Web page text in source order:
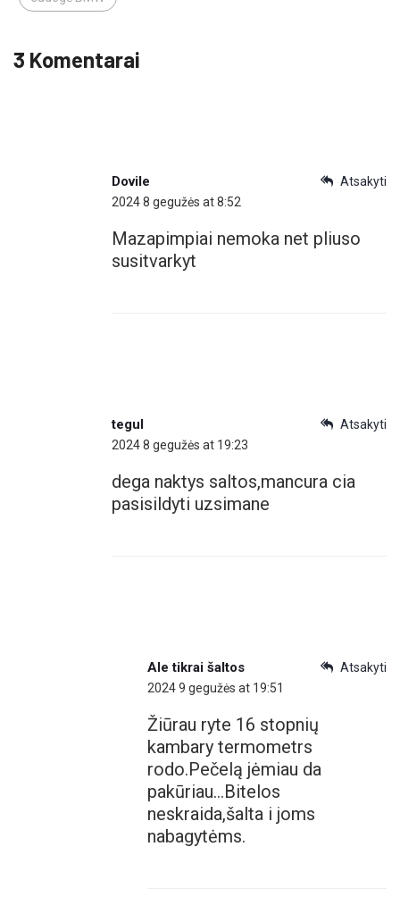
3 Komentarai
Atsakyti
Dovile
2024 8 gegužės at 8:52
Mazapimpiai nemoka net pliuso
susitvarkyt
Atsakyti
tegul
2024 8 gegužės at 19:23
dega naktys saltos,mancura cia
pasisildyti uzsimane
Atsakyti
Ale tikrai šaltos
2024 9 gegužės at 19:51
Žiūrau ryte 16 stopnių
kambary termometrs
rodo.Pečelą jėmiau da
pakūriau…Bitelos
neskraida,šalta i joms
nabagytėms.